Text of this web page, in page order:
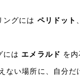
ングには ペリドット 、
には エメラルド を
ない場所に、自分だ